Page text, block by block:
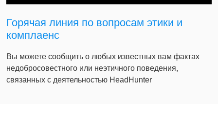
Горячая линия по вопросам этики и
комплаенс
Вы можете сообщить о любых известных вам фактах
недобросовестного или неэтичного поведения,
связанных с деятельностью HeadHunter